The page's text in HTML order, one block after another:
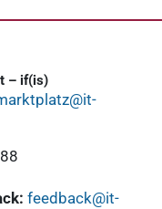
– if(is)
feedback@it-